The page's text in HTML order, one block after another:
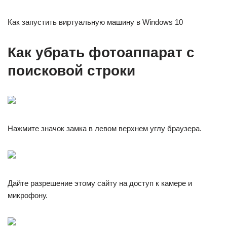
Как запустить виртуальную машину в Windows 10
Как убрать фотоаппарат с
поисковой строки
Нажмите значок замка в левом верхнем углу браузера.
Дайте разрешение этому сайту на доступ к камере и
микрофону.